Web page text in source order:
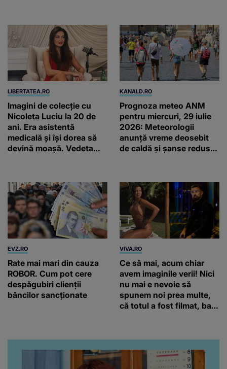
LIBERTATEA.RO
Imagini de colecție cu
Nicoleta Luciu la 20 de
ani. Era asistentă
medicală și își dorea să
devină moașă. Vedeta
KANALD.RO
Prognoza meteo ANM
pentru miercuri, 29 iulie
2026: Meteorologii
anunță vreme deosebit
de caldă și șanse reduse
EVZ.RO
Rate mai mari din cauza
ROBOR. Cum pot cere
despăgubiri clienții
băncilor sancționate
VIVA.RO
Ce să mai, acum chiar
avem imaginile verii! Nici
nu mai e nevoie să
spunem noi prea multe,
că totul a fost filmat, ba
da, frumoasa iubită a lui
Florin Ristei e...